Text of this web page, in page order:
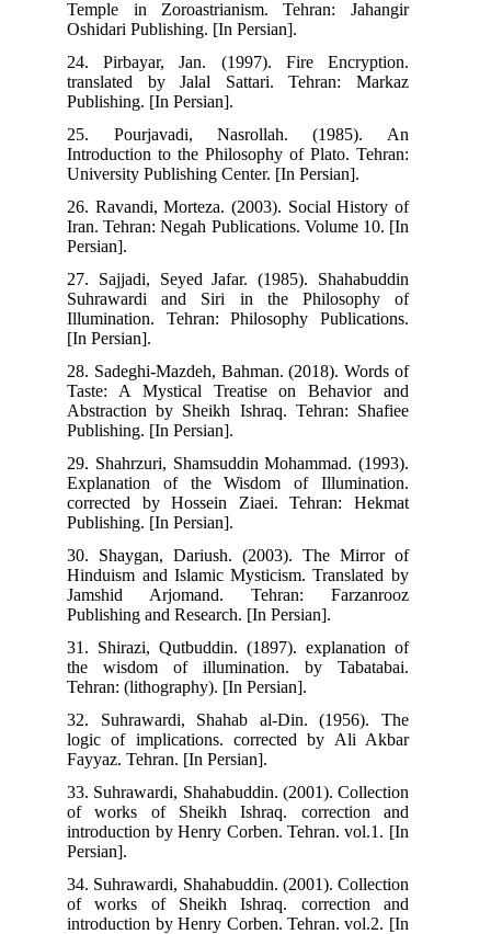
Temple in Zoroastrianism. Tehran: Jahangir
Oshidari Publishing. [In Persian].
24. Pirbayar, Jan. (1997). Fire Encryption.
translated by Jalal Sattari. Tehran: Markaz
Publishing. [In Persian].
25. Pourjavadi, Nasrollah. (1985). An
Introduction to the Philosophy of Plato. Tehran:
University Publishing Center. [In Persian].
26. Ravandi, Morteza. (2003). Social History of
Iran. Tehran: Negah Publications. Volume 10. [In
27. Sajjadi, Seyed Jafar. (1985). Shahabuddin
Suhrawardi and Siri in the Philosophy of
Illumination. Tehran: Philosophy Publications.
[In Persian].
28. Sadeghi-Mazdeh, Bahman. (2018). Words of
Taste: A Mystical Treatise on Behavior and
Abstraction by Sheikh Ishraq. Tehran: Shafiee
Publishing. [In Persian].
29. Shahrzuri, Shamsuddin Mohammad. (1993).
Explanation of the Wisdom of Illumination.
corrected by Hossein Ziaei. Tehran: Hekmat
Publishing. [In Persian].
30. Shaygan, Dariush. (2003). The Mirror of
Hinduism and Islamic Mysticism. Translated by
Jamshid Arjomand. Tehran: Farzanrooz
Publishing and Research. [In Persian].
31. Shirazi, Qutbuddin. (1897). explanation of
the wisdom of illumination. by Tabatabai.
Tehran: (lithography). [In Persian].
32. Suhrawardi, Shahab al-Din. (1956). The
logic of implications. corrected by Ali Akbar
Fayyaz. Tehran. [In Persian].
33. Suhrawardi, Shahabuddin. (2001). Collection
of works of Sheikh Ishraq. correction and
introduction by Henry Corben. Tehran. vol.1. [In
34. Suhrawardi, Shahabuddin. (2001). Collection
of works of Sheikh Ishraq. correction and
introduction by Henry Corben. Tehran. vol.2. [In